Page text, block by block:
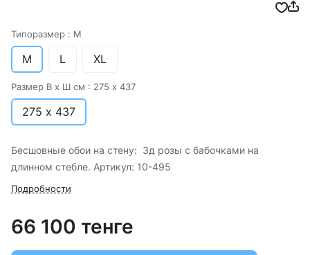
Типоразмер : M
M L XL
Размер В х Ш см : 275 х 437
275 х 437
Бесшовные обои на стену: 3д розы с бабочками на
длинном стебле. Артикул: 10-495
Подробности
66 100 тенге